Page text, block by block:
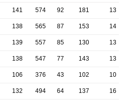
141 574 92 181 13
138 565 87 153 14
139 557 85 130 13
138 547 77 143 13
106 376 43 102 10
132 494 64 137 16